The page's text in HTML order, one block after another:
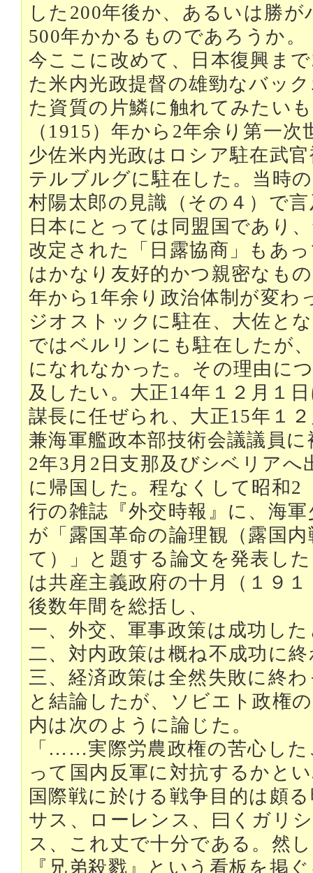
した200年後か、あるいは勝
500年かかるものであろうか。
今ここに改めて、日本復興ま
た米内光政提督の雄勁なバッ
た資質の片鱗に触れてみたい
（1915）年から2年余り第一
少佐米内光政はロシア駐在武
テルブルグに駐在した。当時
村陽太郎の見識（その４）で
日本にとっては同盟国であり
改定された「日露協商」もあ
はかなり友好的かつ親密なも
年から1年余り政治体制が変わ
ジオストックに駐在、大佐と
ではベルリンにも駐在したが
になれなかった。その理由に
及したい。大正14年１２月１
謀長に任ぜられ、大正15年１
兼海軍艦政本部技術会議議員
2年3月2日支那及びシベリアへ
に帰国した。程なくして昭和2
行の雑誌『外交時報』に、海
が「露国革命の論理観（露国
て）」と題する論文を発表し
は共産主義政府の十月（１９
後数年間を総括し、
一、外交、軍事政策は成功し
二、対内政策は概ね不成功に
三、経済政策は全然失敗に終
と結論したが、ソビエト政権
内は次のように論じた。
「……実際労農政権の苦心し
って国内反軍に対抗するかと
国際戦に於ける戦争目的は頗
サス、ローレンス、曰くガリ
ス、これ丈で十分である。然
『兄弟殺戮』という看板を掲